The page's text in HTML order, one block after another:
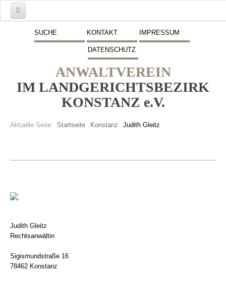
SUCHE KONTAKT IMPRESSUM
DATENSCHUTZ
ANWALTVEREIN
IM LANDGERICHTSBEZIRK
KONSTANZ e.V.
Aktuelle Seite: Startseite Konstanz Judith Gleitz
Schwerpunkte
Beitritt zum Verein
Judith Gleitz
Rechtsanwältin
Sigismundstraße 16
78462 Konstanz